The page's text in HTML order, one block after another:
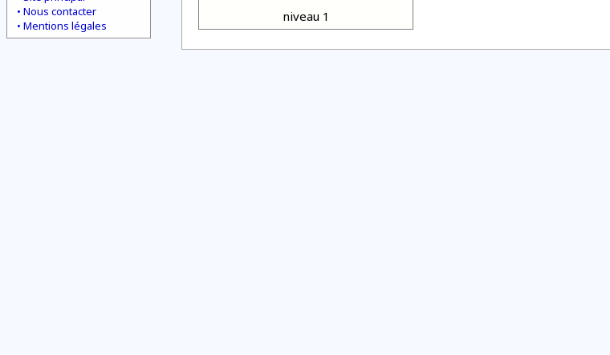
Nous contacter
Mentions légales
niveau 1